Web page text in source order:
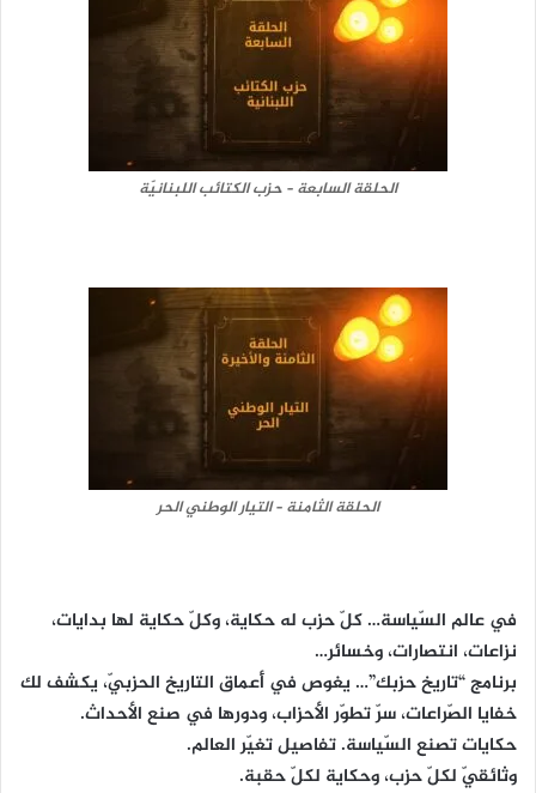
الحلقة السابعة – حزب الكتائب اللبنانيّة
الحلقة الثامنة – التيار الوطني الحر
في عالم السّياسة… كلّ حزب له حكاية، وكلّ حكاية لها بدايات،
نزاعات، انتصارات، وخسائر…
برنامج “تاريخ حزبك”… يغوص في أَعماق التاريخ الحزبيّ، يكشف لك
خفايا الصّراعات، سرّ تطوّر الأحزاب، ودورها في صنع الأحداث.
حكايات تصنع السّياسة. تفاصيل تغيّر العالم.
وثائقيّ لكلّ حزب، وحكاية لكلّ حقبة.